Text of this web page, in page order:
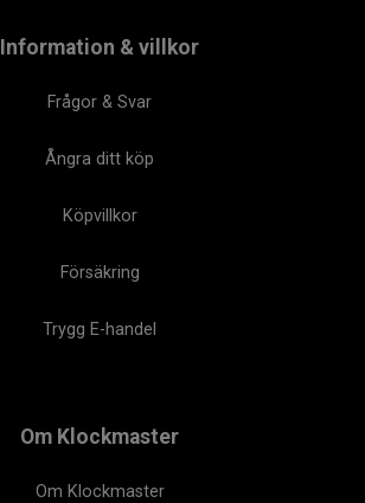
Information & villkor
Frågor & Svar
Ångra ditt köp
Köpvillkor
Försäkring
Trygg E-handel
Om Klockmaster
Om Klockmaster